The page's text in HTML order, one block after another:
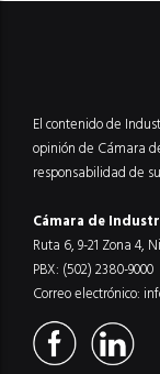
El contenido de
opinión de Cámara
responsabilidad de
Cámara de
Ruta 6, 9-21 Zona 4,
PBX: (502) 2380-9000
Correo electrónico: